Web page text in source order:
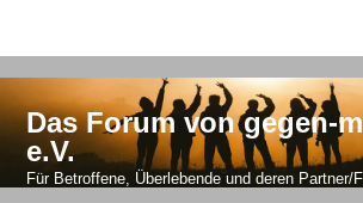
Das Forum von gegen-
e.V.
Für Betroffene, Überlebende und deren Partner/